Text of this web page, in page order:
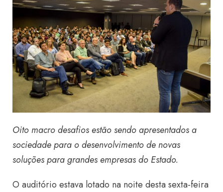
Oito macro desafios estão sendo apresentados a
sociedade para o desenvolvimento de novas
soluções para grandes empresas do Estado.
O auditório estava lotado na noite desta sexta-feira